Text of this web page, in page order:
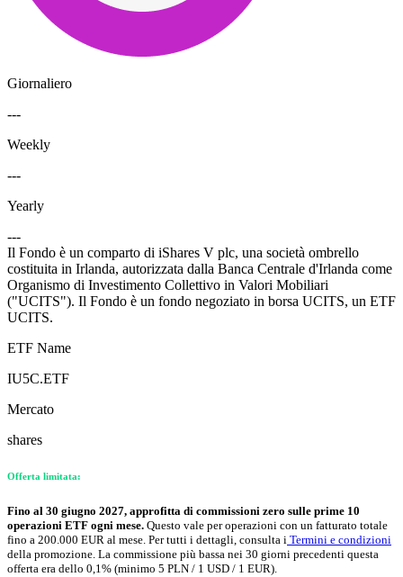
Giornaliero
---
Weekly
---
Yearly
---
Il Fondo è un comparto di iShares V plc, una società ombrello
costituita in Irlanda, autorizzata dalla Banca Centrale d'Irlanda come
Organismo di Investimento Collettivo in Valori Mobiliari
("UCITS"). Il Fondo è un fondo negoziato in borsa UCITS, un ETF
UCITS.
ETF Name
IU5C.ETF
Mercato
shares
Offerta limitata:
Fino al 30 giugno 2027, approfitta di commissioni zero sulle prime 10
operazioni ETF ogni mese. Questo vale per operazioni con un fatturato totale
fino a 200.000 EUR al mese. Per tutti i dettagli, consulta i Termini e condizioni
della promozione. La commissione più bassa nei 30 giorni precedenti questa
offerta era dello 0,1% (minimo 5 PLN / 1 USD / 1 EUR).